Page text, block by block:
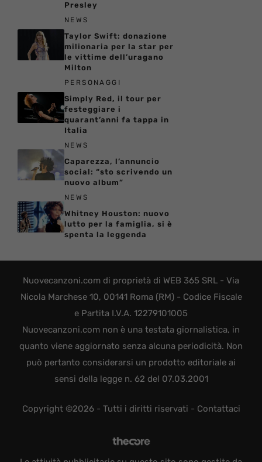
Presley
NEWS
Taylor Swift: donazione
milionaria per la star per
le vittime dell’uragano
Milton
PERSONAGGI
Simply Red, il tour per
festeggiare i
quarant’anni fa tappa in
Italia
NEWS
Caparezza, l’annuncio
social: “sto scrivendo un
nuovo album”
NEWS
Whitney Houston: nuovo
lutto per la famiglia, si è
spenta la leggenda
Nuovecanzoni.com di proprietà di WEB 365 SRL - Via
Nicola Marchese 10, 00141 Roma (RM) - Codice Fiscale
e Partita I.V.A. 12279101005
Nuovecanzoni.com non è una testata giornalistica, in
quanto viene aggiornato senza alcuna periodicità. Non
può pertanto considerarsi un prodotto editoriale ai
sensi della legge n. 62 del 07.03.2001
Copyright ©2026 - Tutti i diritti riservati - Contattaci